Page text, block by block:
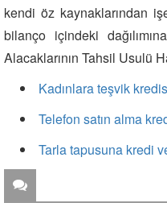
kendi öz kaynaklarından
bilanço içindeki
Alacaklarının Tahsil Usulü
Kadınlara teşvik
Telefon satın alma
Tarla tapusuna kredi